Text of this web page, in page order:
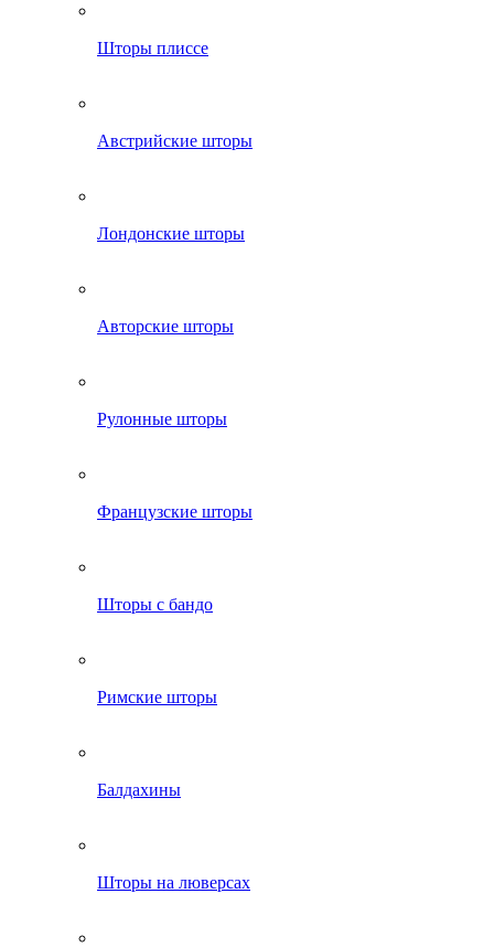
Шторы плиссе
Австрийские шторы
Лондонские шторы
Авторские шторы
Рулонные шторы
Французские шторы
Шторы с бандо
Римские шторы
Балдахины
Шторы на люверсах